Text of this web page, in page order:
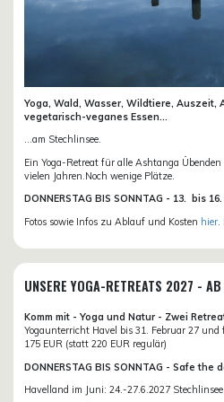
Yoga, Wald, Wasser, Wildtiere, Auszeit,
vegetarisch-veganes Essen...
...am Stechlinsee.
Ein Yoga-Retreat für alle Ashtanga
vielen Jahren.Noch wenige Plätze.
DONNERSTAG BIS SONNTAG - 13. bis
Fotos sowie Infos zu Ablauf und Kosten hier
UNSERE YOGA-RETREATS 2027 -
Komm mit - Yoga und Natur - Zwei
Yogaunterricht Havel bis 31. Februar 27
175 EUR (statt 220 EUR regulär)
DONNERSTAG BIS SONNTAG - Safe the
Havelland im Juni: 24.-27.6.2027